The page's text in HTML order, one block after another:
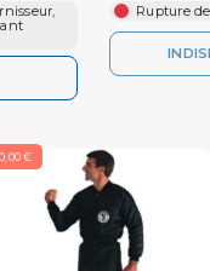
Rupture
€